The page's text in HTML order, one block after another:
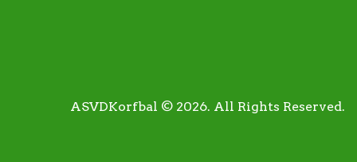
ASVDKorfbal © 2026. All Rights Reserved.